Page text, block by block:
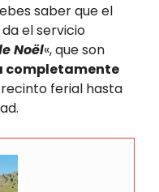
saber que el
el servicio
Noël«, que son
completamente
ferial hasta